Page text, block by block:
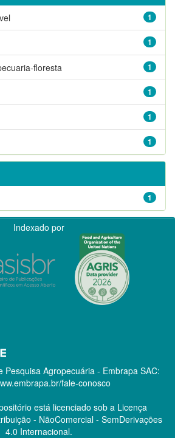
1
1
1
floresta
1
1
1
1
Indexado por
Pesquisa Agropecuária - Embrapa SAC:
fale-conosco
está licenciado sob a Licença
- NãoComercial - SemDerivações
4.0 Internacional.